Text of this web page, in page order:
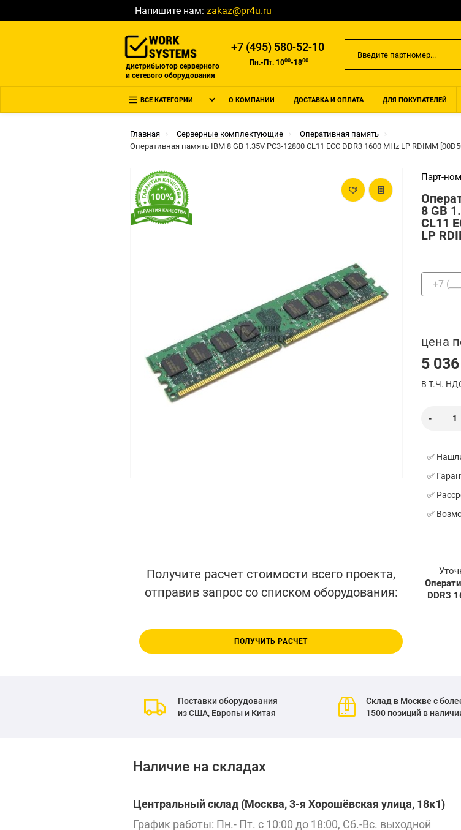
Напишите нам: zakaz@pr4u.ru
дистрибьютор серверного
и сетевого оборудования
+7 (495) 580-52-10
Пн.-Пт. 1000-1800
ВСЕ КАТЕГОРИИ О КОМПАНИИ ДОСТАВКА И ОПЛАТА ДЛЯ ПОКУПАТЕЛЕЙ
Главная Серверные комплектующие
Оперативная память
Оперативная память IBM 8 GB 1.35V PC3-12800 CL11 ECC DDR3 1600 MHz LP RDIMM
Парт-
8 GB
CL11
LP
цена
5
В Т.Ч.
✅
✅
✅
✅
Получите расчет стоимости всего проекта,
отправив запрос со списком оборудования:
ПОЛУЧИТЬ РАСЧЕТ
DDR3
Поставки оборудования
из США, Европы и Китая
Склад в Москве с
1500 позиций в
Наличие на складах
Центральный склад (Москва, 3-я Хорошёвская улица, 18к1)
График работы: Пн.- Пт. с 10:00 до 18:00, Сб.-Вс. выходной